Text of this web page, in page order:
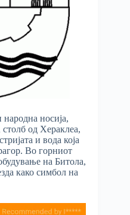
носија,
столб од Хераклеа,
и вода која
Во горниот
на Битола,
како симбол на